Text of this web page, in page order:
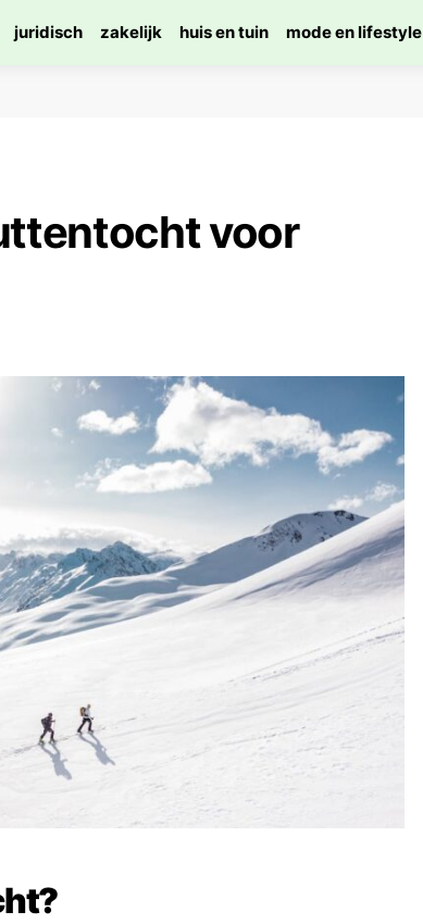
juridisch zakelijk huis en tuin mode en lifestyle
voor